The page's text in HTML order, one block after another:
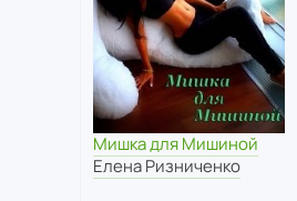
Мишка для Мишиной
Елена Ризниченко